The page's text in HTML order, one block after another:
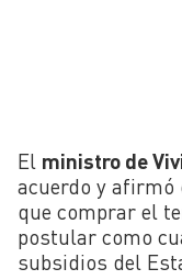
El ministro de
acuerdo y afirmó
que comprar el
postular como
subsidios del